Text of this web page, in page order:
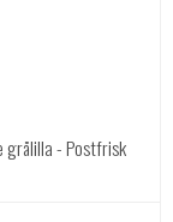
grålilla - Postfrisk